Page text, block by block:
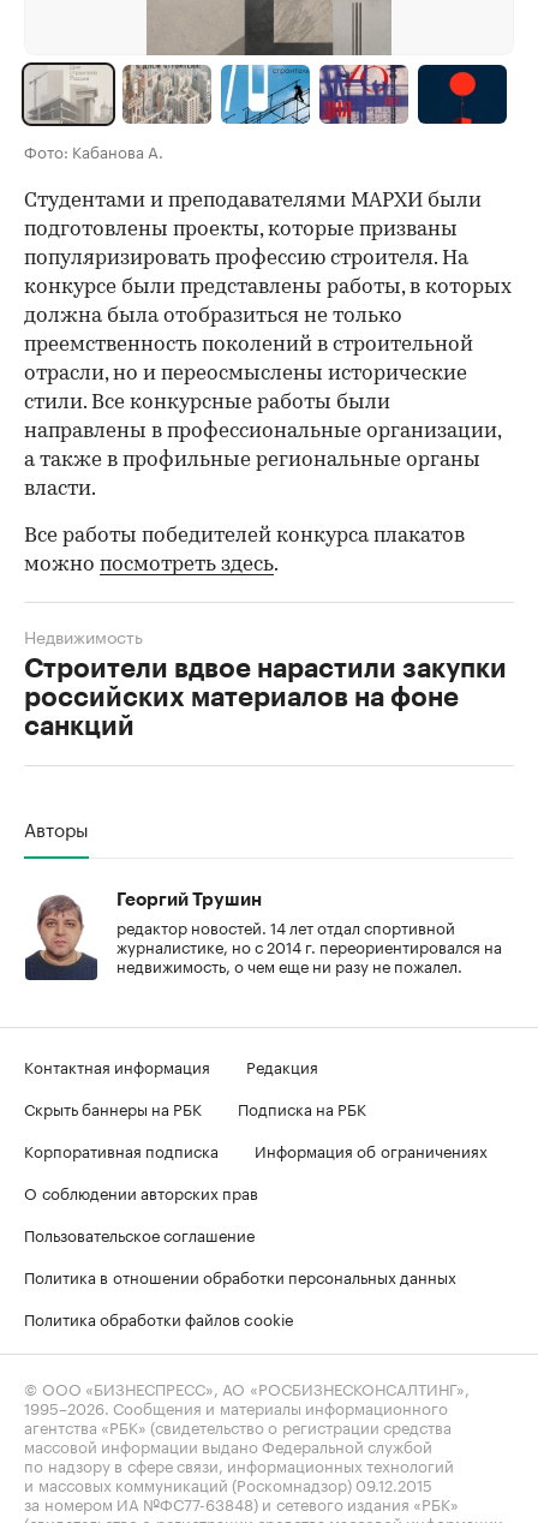
Фото: Кабанова А.
Студентами и преподавателями МАРХИ были
подготовлены проекты, которые призваны
популяризировать профессию строителя. На
конкурсе были представлены работы, в которых
должна была отобразиться не только
преемственность поколений в строительной
отрасли, но и переосмыслены исторические
стили. Все конкурсные работы были
направлены в профессиональные организации,
а также в профильные региональные органы
власти.
00:00 / 00:00
Все работы победителей конкурса плакатов
можно посмотреть здесь.
Строители вдвое нарастили закупки
российских материалов на фоне
санкций
Недвижимость
Авторы
Георгий Трушин
редактор новостей. 14 лет отдал спортивной
журналистике, но с 2014 г. переориентировался на
недвижимость, о чем еще ни разу не пожалел.
Контактная информация
Редакция
Скрыть баннеры на РБК
Подписка на РБК
Корпоративная подписка
Информация об ограничениях
О соблюдении авторских прав
Пользовательское соглашение
Политика в отношении обработки персональных данных
Политика обработки файлов cookie
© ООО «БИЗНЕСПРЕСС», АО «РОСБИЗНЕСКОНСАЛТИНГ»,
1995–2026. Сообщения и материалы информационного
агентства «РБК» (свидетельство о регистрации средства
массовой информации выдано Федеральной службой
по надзору в сфере связи, информационных технологий
и массовых коммуникаций (Роскомнадзор) 09.12.2015
за номером ИА №ФС77-63848) и сетевого издания «РБК»